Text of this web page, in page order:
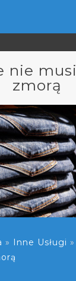
nie
zmorą
» Inne Usługi »